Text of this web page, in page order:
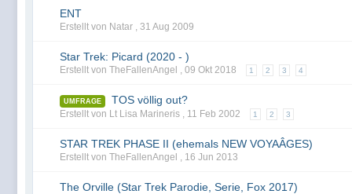
ENT
Erstellt von Natar , 31 Aug 2009
Star Trek: Picard (2020 - )
Erstellt von TheFallenAngel , 09 Okt 2018 1 2 3 4
UMFRAGE TOS völlig out?
Erstellt von Lt Lisa Marineris , 11 Feb 2002 1 2 3
STAR TREK PHASE II (ehemals NEW VOYAÂ­GES)
Erstellt von TheFallenAngel , 16 Jun 2013
The Orville (Star Trek Parodie, Serie, Fox 2017)